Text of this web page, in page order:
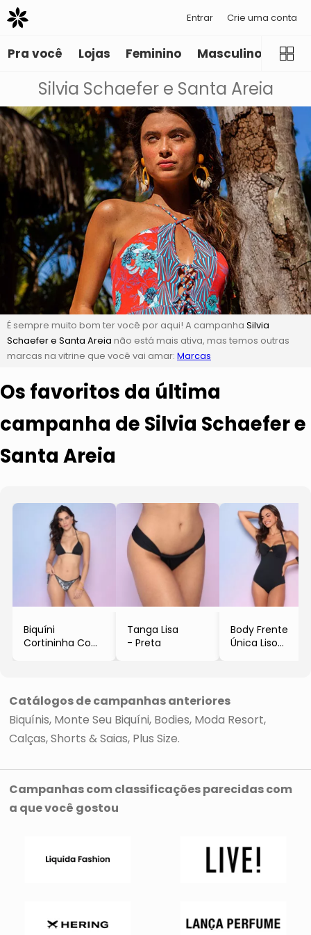
Entrar Crie uma conta
Pra você Lojas Feminino Masculino
Silvia Schaefer e Santa Areia
É sempre muito bom ter você por aqui! A campanha Silvia
Schaefer e Santa Areia não está mais ativa, mas temos outras
marcas na vitrine que você vai amar: Marcas
Os favoritos da última
campanha de Silvia Schaefer e
Santa Areia
Biquíni
Cortininha Com
Tanga Lisa
- Preta
Body Frente
Única Liso
Catálogos de campanhas anteriores
Biquínis Monte Seu Biquíni Bodies Moda Resort
Calças, Shorts & Saias Plus Size
Campanhas com classificações parecidas com
a que você gostou